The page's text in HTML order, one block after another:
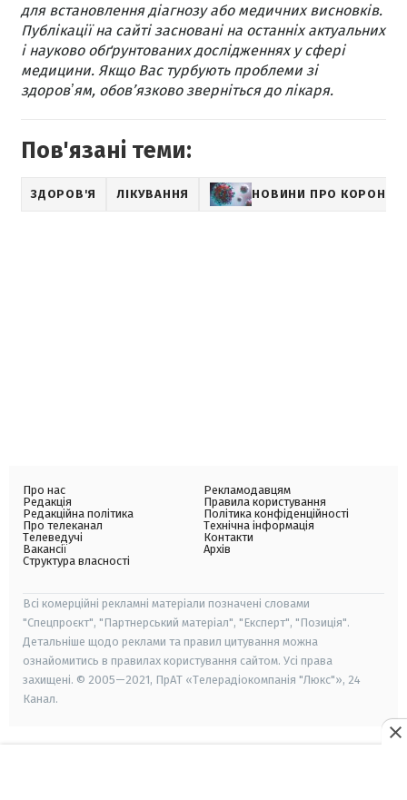
для встановлення діагнозу або медичних висновків.
Публікації на сайті засновані на останніх актуальних
і науково обґрунтованих дослідженнях у сфері
медицини. Якщо Вас турбують проблеми зі
здоровʼям, обов’язково зверніться до лікаря.
Пов'язані теми:
ЗДОРОВ'Я ЛІКУВАННЯ НОВИНИ ПРО
Про нас
Редакція
Редакційна політика
Про телеканал
Телеведучі
Вакансії
Структура власності
Рекламодавцям
Правила користування
Політика конфіденційності
Технічна інформація
Контакти
Архів
Всі комерційні рекламні матеріали позначені словами
"Спецпроєкт", "Партнерський матеріал", "Експерт", "Позиція".
Детальніше щодо реклами та правил цитування можна
ознайомитись в правилах користування сайтом. Усі права
захищені. © 2005—2021, ПрАТ «Телерадіокомпанія "Люкс"», 24
Канал.